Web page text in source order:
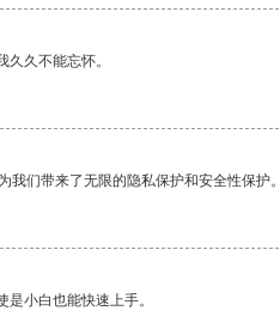
久不能忘怀。
我们带来了无限的隐私保护和安全性保护
小白也能快速上手。